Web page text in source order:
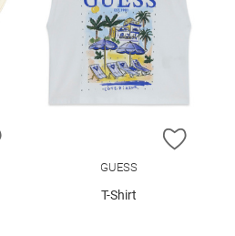
ZUR WUNSCHLISTE HINZUFÜGEN
ZUR
GUESS
T-Shirt